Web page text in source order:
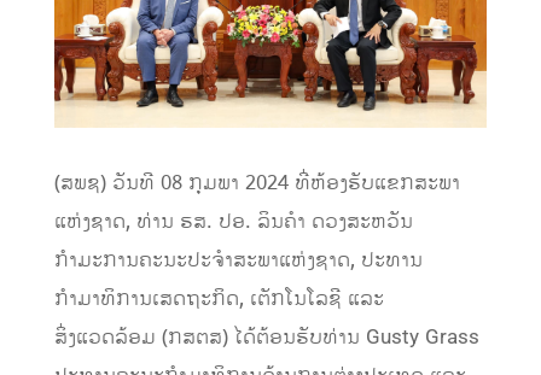
(ສພຊ) ວັນທີ 08 ກຸມພາ 2024 ທີ່ຫ້ອງຮັບແຂກສະພາ
ແຫ່ງຊາດ, ທ່ານ ຮສ. ປອ. ລິນຄໍາ ດວງສະຫວັນ
ກຳມະການຄະນະປະຈຳສະພາແຫ່ງຊາດ, ປະທານ
ກຳມາທິການເສດຖະກິດ, ເຕັກໂນໂລຊີ ແລະ
ສິ່ງແວດລ້ອມ (ກສຕສ) ໄດ້ຕ້ອນຮັບທ່ານ Gusty Grass